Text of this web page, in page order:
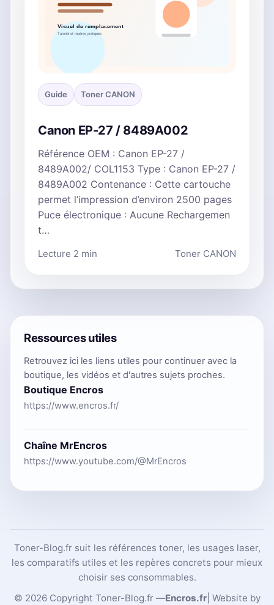
Guide Toner CANON
Canon EP-27 / 8489A002
Référence OEM : Canon EP-27 /
8489A002/ COL1153 Type : Canon EP-27 /
8489A002 Contenance : Cette cartouche
permet l’impression d’environ 2500 pages
Puce électronique : Aucune Rechargemen
t…
Lecture 2 min Toner CANON
Ressources utiles
Retrouvez ici les liens utiles pour continuer avec la
boutique, les vidéos et d'autres sujets proches.
Boutique Encros
https://www.encros.fr/
Chaîne MrEncros
https://www.youtube.com/@MrEncros
Toner-Blog.fr suit les références toner, les usages laser,
les comparatifs utiles et les repères concrets pour mieux
choisir ses consommables.
© 2026 Copyright Toner-Blog.fr —Encros.fr| Website by